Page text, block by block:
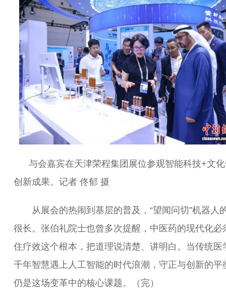
与会嘉宾在天津荣程集团展位参观智能科技+文
创新成果。记者 佟郁 摄
从展会的热闹到基层的普及，“望闻问切”机器人
很长。张伯礼院士也曾多次提醒，中医药的现代化必
住疗效这个根本，把道理说清楚、讲明白。当传统医
千年智慧遇上人工智能的时代浪潮，守正与创新的平
仍是这场变革中的核心课题。（完）